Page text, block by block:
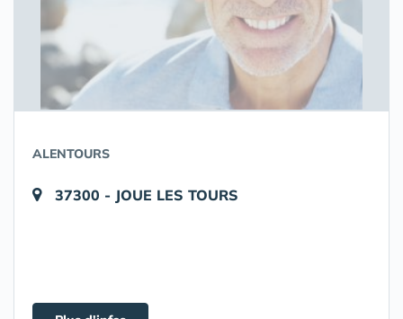
ALENTOURS
37300 - JOUE LES TOURS